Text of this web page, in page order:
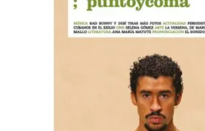
hasta
18,99€